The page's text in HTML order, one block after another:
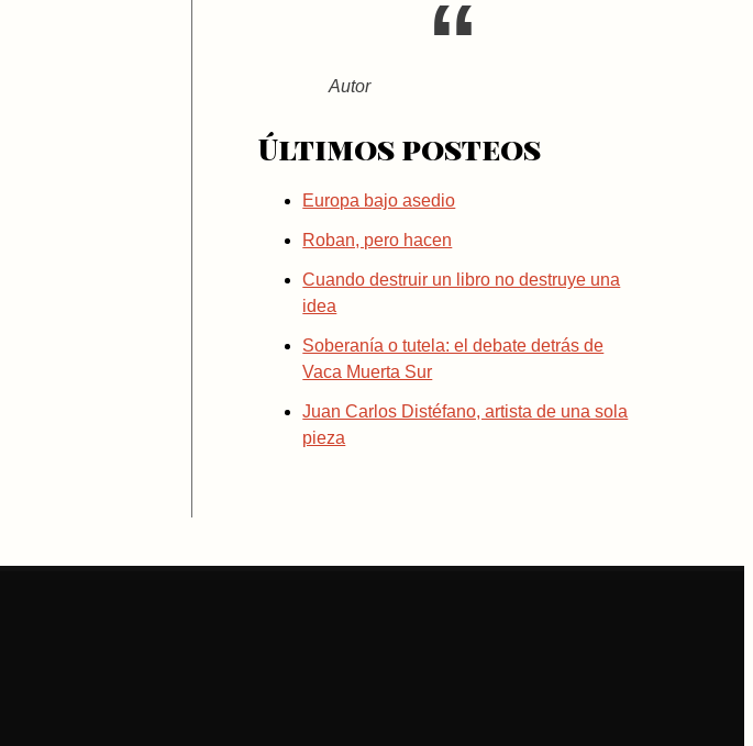
Autor
Últimos posteos
Europa bajo asedio
Roban, pero hacen
Cuando destruir un libro no destruye una
idea
Soberanía o tutela: el debate detrás de
Vaca Muerta Sur
Juan Carlos Distéfano, artista de una sola
pieza